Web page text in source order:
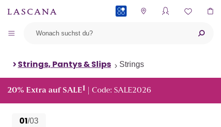
Strings, Pantys & Slips Strings
20% Extra auf SALE1 | Code: SALE2026
01/03